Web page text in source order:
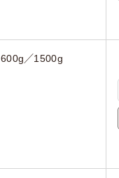
600g／1500g